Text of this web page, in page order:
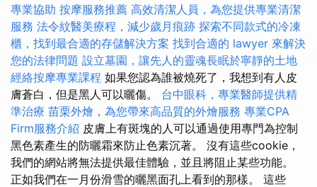
專業協助 按摩服務推薦 高效清潔人員，為您提供專業清潔
服務 法令紋醫美療程，減少歲月痕跡 探索不同款式的冷凍
櫃，找到最合適的存儲解決方案 找到合適的 lawyer 來解決
您的法律問題 設立墓園，讓先人的靈魂長眠於寧靜的土地
經絡按摩專業課程 如果您認為誰被燒死了，我想到有人皮
膚蒼白，但是黑人可以曬傷。 台中眼科，專業醫師提供精
準治療 苗栗外燴，為您帶來高品質的外燴服務 專業CPA
Firm服務介紹 皮膚上有斑塊的人可以通過使用專門為控制
黑色素產生的防曬霜來防止色素沉著。 沒有這些cookie，
我們的網站將無法提供最佳體驗，並且將阻止某些功能。
正如我們在一月份滑雪的曬黑面孔上看到的那樣。 這些